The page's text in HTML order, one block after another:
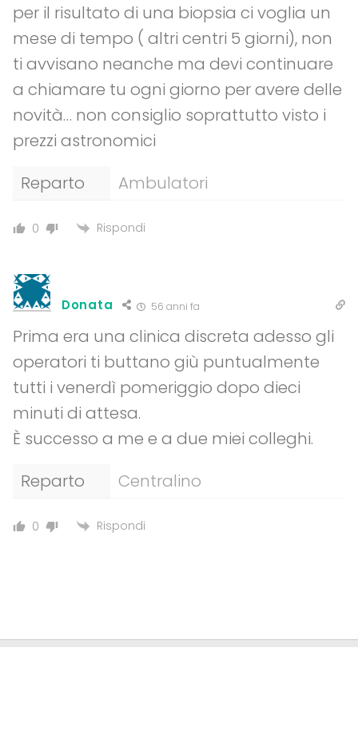
per il risultato di una biopsia ci voglia un
mese di tempo ( altri centri 5 giorni), non
ti avvisano neanche ma devi continuare
a chiamare tu ogni giorno per avere delle
novità… non consiglio soprattutto visto i
prezzi astronomici
Reparto
Ambulatori
0 Rispondi
Donata 56 anni fa
Prima era una clinica discreta adesso gli
operatori ti buttano giù puntualmente
tutti i venerdì pomeriggio dopo dieci
minuti di attesa.
È successo a me e a due miei colleghi.
Reparto
Centralino
0 Rispondi